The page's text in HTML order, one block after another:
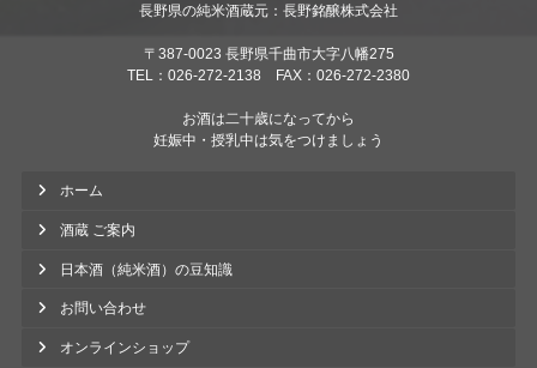
長野県の純米酒蔵元：長野銘醸株式会社
〒387-0023 長野県千曲市大字八幡275
TEL：026-272-2138 FAX：026-272-2380
お酒は二十歳になってから
妊娠中・授乳中は気をつけましょう
ホーム
酒蔵 ご案内
日本酒（純米酒）の豆知識
お問い合わせ
オンラインショップ